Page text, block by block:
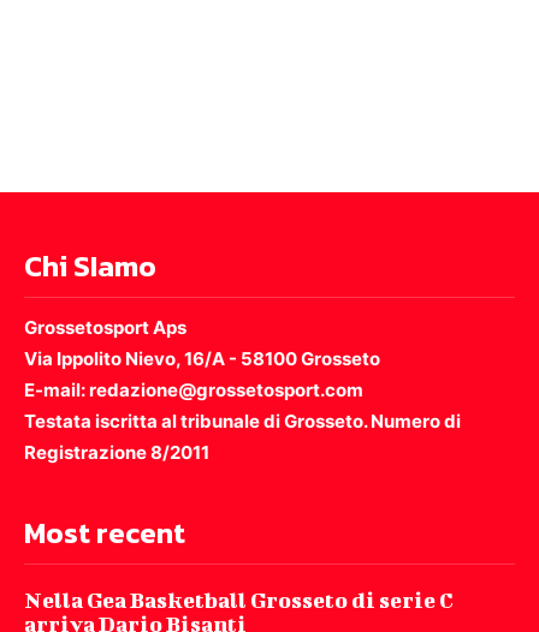
Chi SIamo
Grossetosport Aps
Via Ippolito Nievo, 16/A - 58100 Grosseto
E-mail: redazione@grossetosport.com
Testata iscritta al tribunale di Grosseto. Numero di
Registrazione 8/2011
Most recent
Nella Gea Basketball Grosseto di serie C
arriva Dario Bisanti